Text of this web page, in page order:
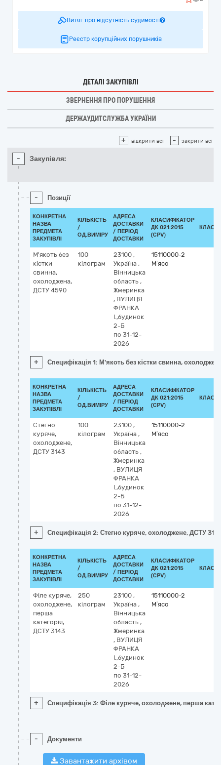
Витяг про відсутність судимості
Реєстр корупційних порушників
ДЕТАЛІ ЗАКУПІВЛІ
ЗВЕРНЕННЯ ПРО ПОРУШЕННЯ
ДЕРЖАУДИТСЛУЖБА УКРАЇНИ
+ відкрити всі - закрити всі
- Закупівля:
- Позиції
КОНКРЕТНА
НАЗВА
ПРЕДМЕТА
ЗАКУПІВЛІ
КІЛЬКІСТЬ
/
ОД.ВИМІРУ
АДРЕСА
ДОСТАВКИ
/ ПЕРІОД
ДОСТАВКИ
КЛАСИФІКАТОР
ДК 021:2015
(CPV)
М'якоть без
кістки
свинна,
охолоджена,
ДСТУ 4590
100
кілограм
23100 ,
Україна ,
Вінницька
область ,
Жмеринка
, ВУЛИЦЯ
ФРАНКА
І.,будинок
2-Б
по 31-12-
2026
15110000-2
М’ясо
+ Специфікація 1: М'якоть без кістки свинна,
КОНКРЕТНА
НАЗВА
ПРЕДМЕТА
ЗАКУПІВЛІ
КІЛЬКІСТЬ
/
ОД.ВИМІРУ
АДРЕСА
ДОСТАВКИ
/ ПЕРІОД
ДОСТАВКИ
КЛАСИФІКАТОР
ДК 021:2015
(CPV)
Стегно
куряче,
охолоджене,
ДСТУ 3143
100
кілограм
23100 ,
Україна ,
Вінницька
область ,
Жмеринка
, ВУЛИЦЯ
ФРАНКА
І.,будинок
2-Б
по 31-12-
2026
15110000-2
М’ясо
+ Специфікація 2: Стегно куряче, охолоджене, ДСТУ
КОНКРЕТНА
НАЗВА
ПРЕДМЕТА
ЗАКУПІВЛІ
КІЛЬКІСТЬ
/
ОД.ВИМІРУ
АДРЕСА
ДОСТАВКИ
/ ПЕРІОД
ДОСТАВКИ
КЛАСИФІКАТОР
ДК 021:2015
(CPV)
Філе куряче,
охолоджене,
перша
категорія,
ДСТУ 3143
250
кілограм
23100 ,
Україна ,
Вінницька
область ,
Жмеринка
, ВУЛИЦЯ
ФРАНКА
І.,будинок
2-Б
по 31-12-
2026
15110000-2
М’ясо
+ Специфікація 3: Філе куряче, охолоджене, перша
- Документи
Завантажити архівом